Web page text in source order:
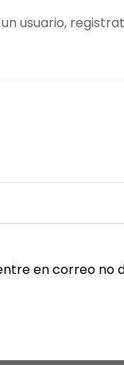
usuario,
en correo no